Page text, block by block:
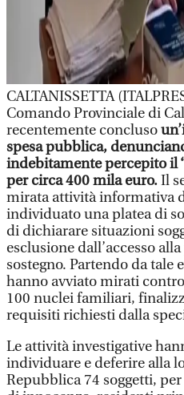
CALTANISSETTA
Comando Provinciale di
recentemente concluso
spesa pubblica,
indebitamente percepito il
per circa 400 mila euro.Il
mirata attività informativa
individuato una platea di
di dichiarare situazioni
esclusione dall’accesso
sostegno. Partendo da tale
hanno avviato mirati
100 nuclei familiari,
requisiti richiesti dalla
Le attività investigative
individuare e deferire alla
Repubblica 74 soggetti,